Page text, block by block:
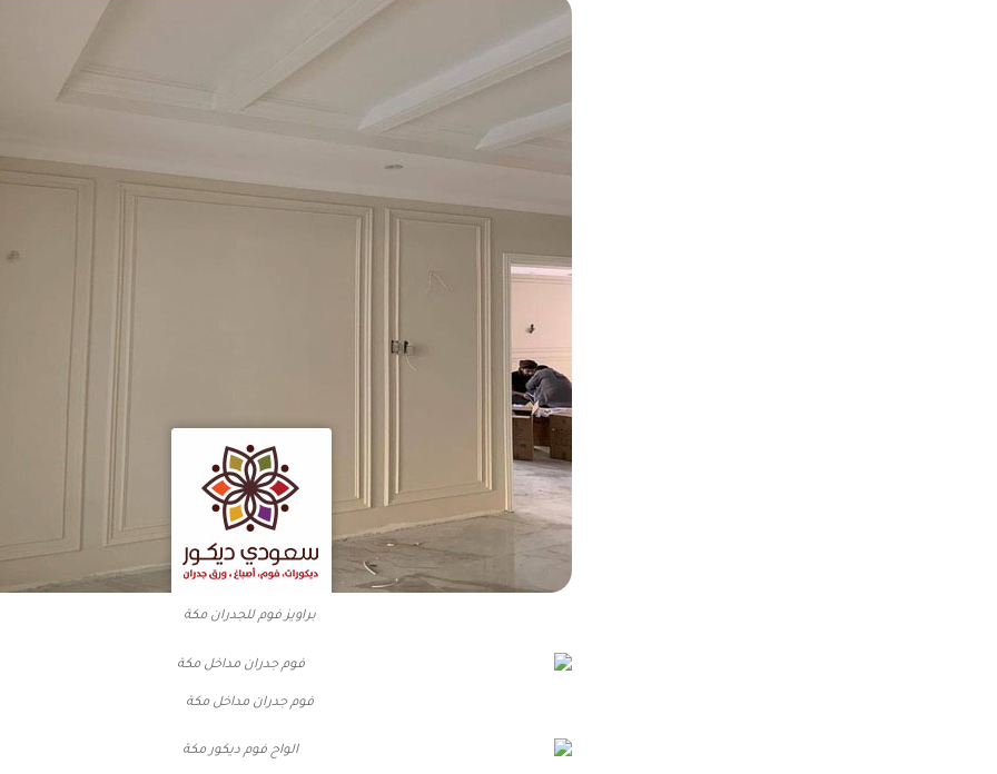
براويز فوم للجدران مكة
فوم جدران مداخل مكة